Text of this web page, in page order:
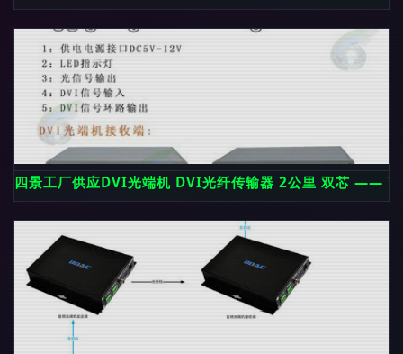
四景工厂供应DVI光端机 DVI光纤传输器 2公里 双芯 —— 高